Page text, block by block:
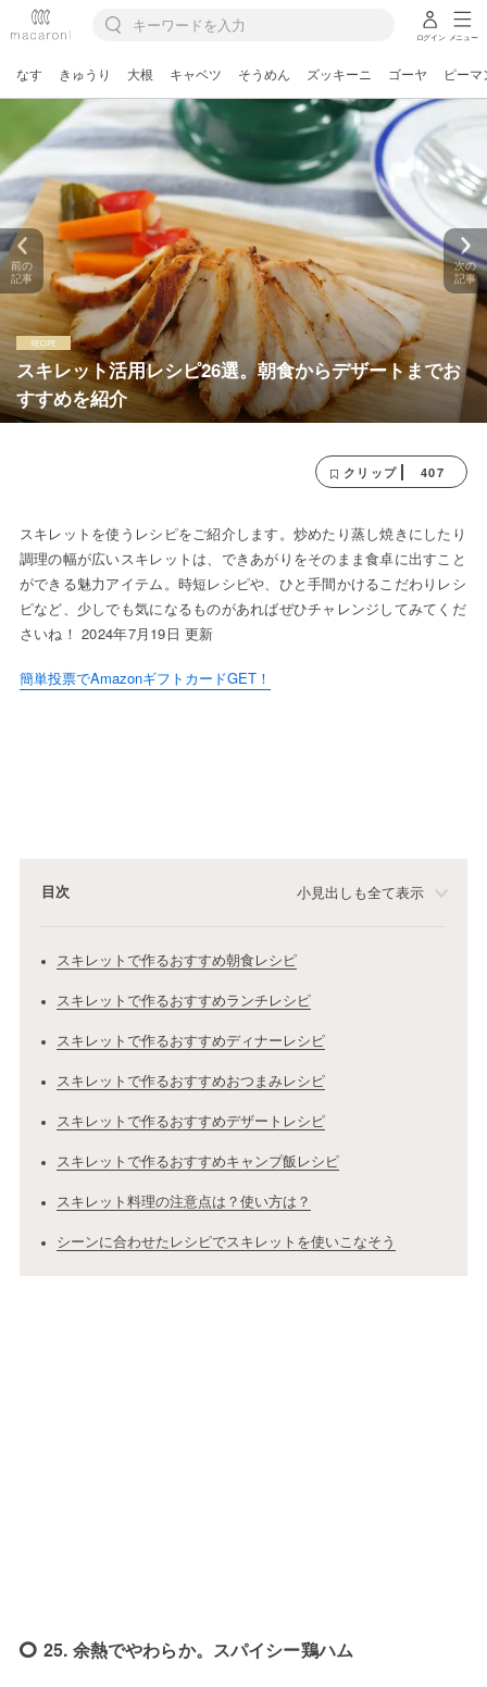
ログイン メニュー
なす きゅうり 大根 キャベツ そうめん ズッキーニ ゴーヤ ピーマ
スキレット活用レシピ26選。朝食からデザートまでお
すすめを紹介
前の
記事
次の
記事
クリップ 407
スキレットを使うレシピをご紹介します。炒めたり蒸し焼きにしたり
調理の幅が広いスキレットは、できあがりをそのまま食卓に出すこと
ができる魅力アイテム。時短レシピや、ひと手間かけるこだわりレシ
ピなど、少しでも気になるものがあればぜひチャレンジしてみてくだ
さいね！ 2024年7月19日 更新
簡単投票でAmazonギフトカードGET！
目次 小見出しも全て表示
スキレットで作るおすすめ朝食レシピ
スキレットで作るおすすめランチレシピ
スキレットで作るおすすめディナーレシピ
スキレットで作るおすすめおつまみレシピ
スキレットで作るおすすめデザートレシピ
スキレットで作るおすすめキャンプ飯レシピ
スキレット料理の注意点は？使い方は？
シーンに合わせたレシピでスキレットを使いこなそう
25. 余熱でやわらか。スパイシー鶏ハム